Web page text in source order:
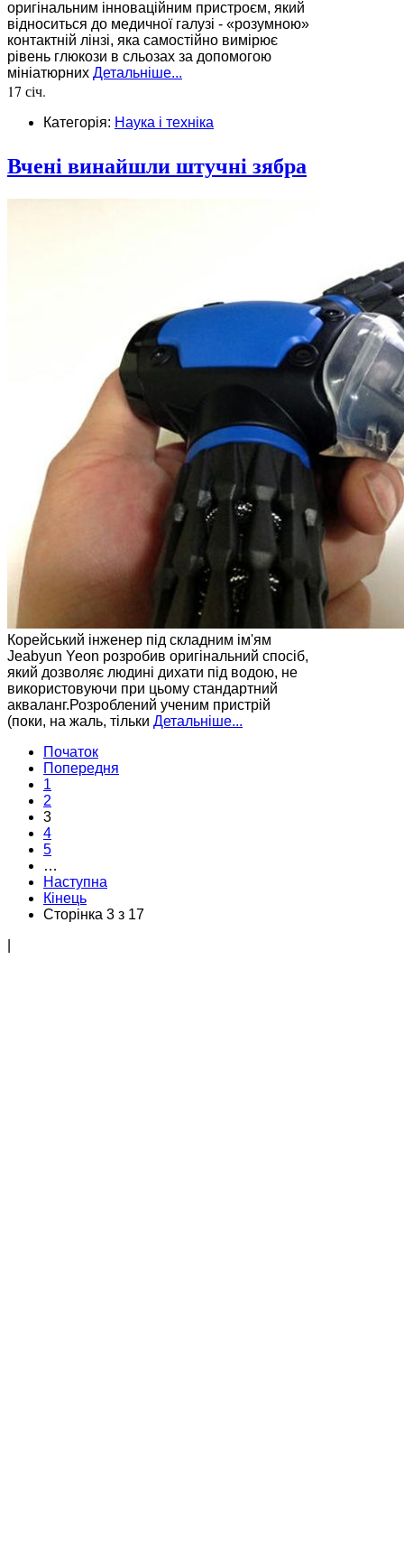
оригінальним інноваційним пристроєм, який
відноситься до медичної галузі - «розумною»
контактній лінзі, яка самостійно вимірює
рівень глюкози в сльозах за допомогою
мініатюрних Детальніше...
17 січ.
Категорія: Наука і техніка
Вчені винайшли штучні зябра
Корейський інженер під складним ім'ям
Jeabyun Yeon розробив оригінальний спосіб,
який дозволяє людині дихати під водою, не
використовуючи при цьому стандартний
акваланг.Розроблений ученим пристрій
(поки, на жаль, тільки Детальніше...
Початок
Попередня
1
2
3
4
5
…
Наступна
Кінець
Сторінка 3 з 17